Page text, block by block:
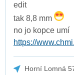
edit
tak 8,8 mm
no jo kopce umí
https://
Horní Lomná